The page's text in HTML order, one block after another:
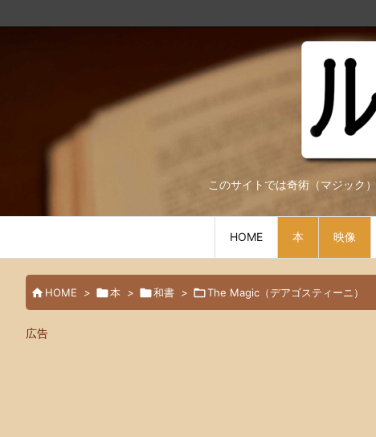
このサイトでは奇術（マジッ
HOME 本 映像
 HOME > 本 > 和書 > The Magic（デアゴスティーニ）
広告